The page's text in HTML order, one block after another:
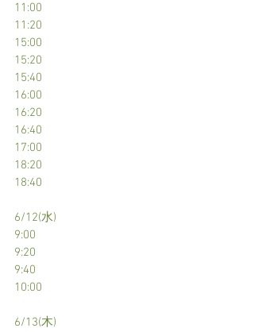
11:00
11:20
15:00
15:20
15:40
16:00
16:20
16:40
17:00
18:20
18:40
6/12(水)
9:00
9:20
9:40
10:00
6/13(木)